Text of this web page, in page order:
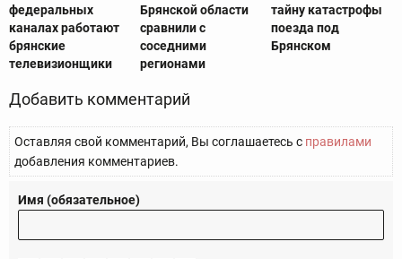
федеральных
каналах работают
брянские
телевизионщики
Брянской области
сравнили с
соседними
регионами
тайну катастрофы
поезда под
Брянском
Добавить комментарий
Оставляя свой комментарий, Вы соглашаетесь с правилами
добавления комментариев.
Имя (обязательное)